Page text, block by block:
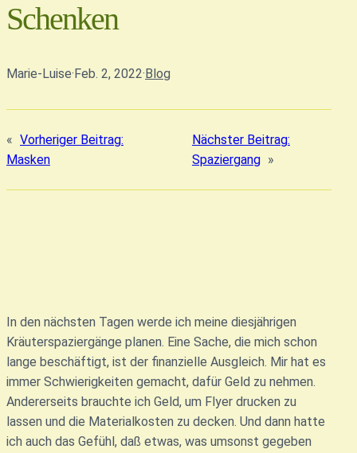
Schenken
Marie-Luise·Feb. 2, 2022·Blog
« Vorheriger Beitrag:
Masken
Nächster Beitrag:
Spaziergang »
In den nächsten Tagen werde ich meine diesjährigen
Kräuterspaziergänge planen. Eine Sache, die mich schon
lange beschäftigt, ist der finanzielle Ausgleich. Mir hat es
immer Schwierigkeiten gemacht, dafür Geld zu nehmen.
Andererseits brauchte ich Geld, um Flyer drucken zu
lassen und die Materialkosten zu decken. Und dann hatte
ich auch das Gefühl, daß etwas, was umsonst gegeben